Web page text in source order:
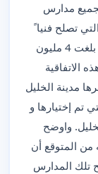
مدارس
تصلح فنيا
لإقامة هذه الأنظمة ، مبينا ً ان تكلفة المشروع بلغت 4 مليون
الاتفاقية
مدينة الخليل
تم إختيارها و
واوضح
من المتوقع أن
تلك المدارس